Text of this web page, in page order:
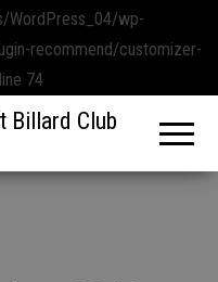
wp-
recommend/customizer-
74
Billard Club